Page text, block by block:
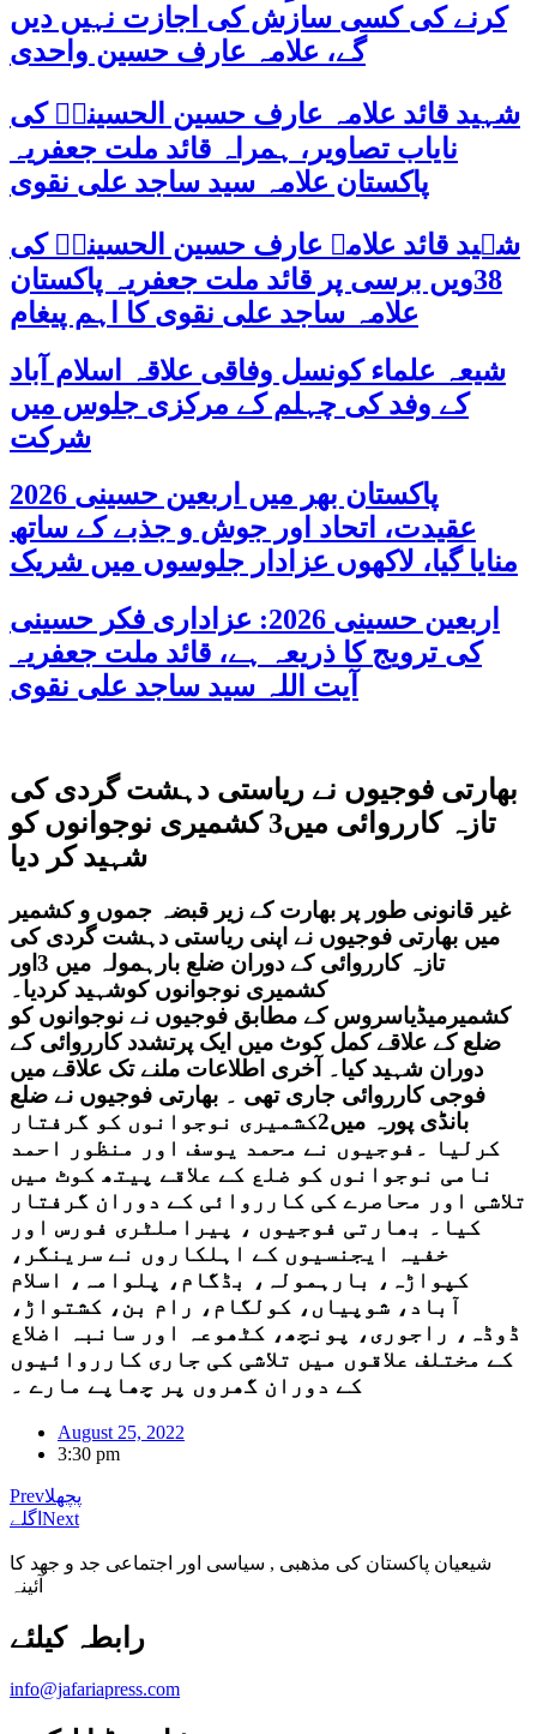
کرنے کی کسی سازش کی اجازت نہیں دیں
گے، علامہ عارف حسین واحدی
شہید قائد علامہ عارف حسین الحسینیؒ کی
نایاب تصاویر، ہمراہ قائد ملت جعفریہ
پاکستان علامہ سید ساجد علی نقوی
شہید قائد علامہ عارف حسین الحسینیؒ کی
38ویں برسی پر قائد ملت جعفریہ پاکستان
علامہ ساجد علی نقوی کا اہم پیغام
شیعہ علماء کونسل وفاقی علاقہ اسلام آباد
کے وفد کی چہلم کے مرکزی جلوس میں
شرکت
پاکستان بھر میں اربعین حسینی 2026
عقیدت، اتحاد اور جوش و جذبے کے ساتھ
منایا گیا، لاکھوں عزادار جلوسوں میں شریک
اربعین حسینی 2026: عزاداری فکر حسینی
کی ترویج کا ذریعہ ہے، قائد ملت جعفریہ
آیت اللہ سید ساجد علی نقوی
بھارتی فوجیوں نے ریاستی دہشت گردی کی
تازہ کارروائی میں3 کشمیری نوجوانوں کو
شہید کر دیا
غیر قانونی طور پر بھارت کے زیر قبضہ جموں و کشمیر
میں بھارتی فوجیوں نے اپنی ریاستی دہشت گردی کی
تازہ کارروائی کے دوران ضلع بارہمولہ میں 3اور
کشمیری نوجوانوں کوشہید کردیا۔
کشمیرمیڈیاسروس کے مطابق فوجیوں نے نوجوانوں کو
ضلع کے علاقے کمل کوٹ میں ایک پرتشدد کارروائی کے
دوران شہید کیا۔ آخری اطلاعات ملنے تک علاقے میں
فوجی کارروائی جاری تھی ۔ بھارتی فوجیوں نے ضلع
بانڈی پورہ میں2کشمیری نوجوانوں کو گرفتار
کرلیا ۔فوجیوں نے محمد یوسف اور منظور احمد
نامی نوجوانوں کو ضلع کے علاقے پیتھ کوٹ میں
تلاشی اور محاصرے کی کارروائی کے دوران گرفتار
کیا۔ بھارتی فوجیوں ، پیراملٹری فورس اور
خفیہ ایجنسیوں کے اہلکاروں نے سرینگر،
کپواڑہ، بارہمولہ، بڈگام، پلوامہ، اسلام
آباد، شوپیاں، کولگام، رام بن، کشتواڑ،
ڈوڈہ، راجوری، پونچھ، کٹھوعہ اور سانبہ اضلاع
کے مختلف علاقوں میں تلاشی کی جاری کارروائیوں
کے دوران گھروں پر چھاپے مارے ۔
August 25, 2022
3:30 pm
Prevپچھلا
اگلے Next
شیعیان پاکستان کی مذهبی , سیاسی اور اجتماعی جد و جهد کا
آئینہ
info@jafariapress.com​